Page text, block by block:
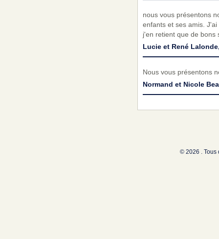
nous vous présentons
enfants et ses amis.
j'en retient que de bons
Lucie et René
Nous vous présentons
Normand et Nicole
© 2026 . Tous